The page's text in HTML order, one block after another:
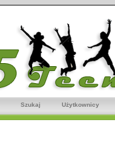
Szukaj Użytkownicy